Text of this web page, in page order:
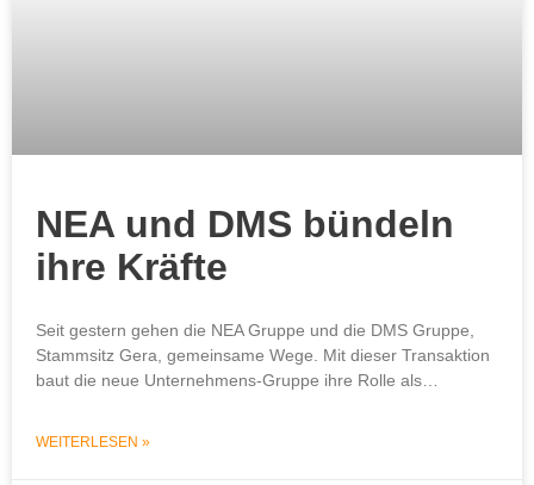
NEA und DMS bündeln
ihre Kräfte
Seit gestern gehen die NEA Gruppe und die DMS Gruppe,
Stammsitz Gera, gemeinsame Wege. Mit dieser Transaktion
baut die neue Unternehmens-Gruppe ihre Rolle als…
WEITERLESEN »